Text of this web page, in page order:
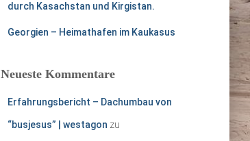
durch Kasachstan und Kirgistan.
Georgien – Heimathafen im Kaukasus
Neueste Kommentare
Erfahrungsbericht – Dachumbau von
“busjesus” | westagon zu